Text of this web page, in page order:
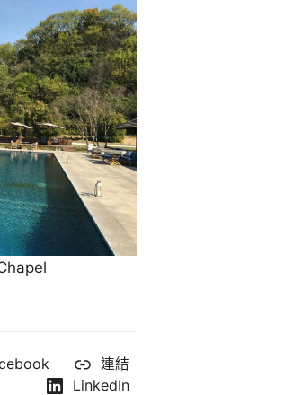
連結
LinkedIn